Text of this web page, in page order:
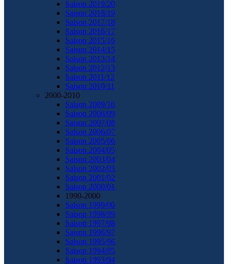
Saison 2019/20
Saison 2018/19
Saison 2017/18
Saison 2016/17
Saison 2015/16
Saison 2014/15
Saison 2013/14
Saison 2012/13
Saison 2011/12
Saison 2010/11
2000-2010
Saison 2009/10
Saison 2008/09
Saison 2007/08
Saison 2006/07
Saison 2005/06
Saison 2004/05
Saison 2003/04
Saison 2002/03
Saison 2001/02
Saison 2000/01
1990-2000
Saison 1999/00
Saison 1998/99
Saison 1997/98
Saison 1996/97
Saison 1995/96
Saison 1994/95
Saison 1993/94